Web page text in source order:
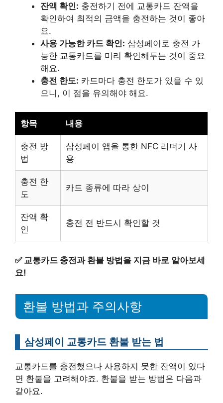
잔액 확인: 충전하기 전에 교통카드 잔액을
확인하여 최적의 금액을 충전하는 것이 좋아
요.
사용 가능한 카드 확인: 삼성페이로 충전 가
능한 교통카드를 미리 확인해두는 것이 중요
해요.
충전 한도: 카드마다 충전 한도가 있을 수 있
으니, 이 점을 유의해야 해요.
항목 내용
충전 방
법
삼성페이 앱을 통한 NFC 리더기 사
용
충전 한
도
카드 종류에 따라 상이
잔액 확
인
충전 전 반드시 확인할 것
✅ 교통카드 충전과 환불 방법을 지금 바로 알아보세
요!
환불 방법과 주의사항
삼성페이 교통카드 환불 받는 법
교통카드를 충전했으나 사용하지 못한 잔액이 있다
면 환불을 고려해야죠. 환불을 받는 방법은 다음과
같아요.